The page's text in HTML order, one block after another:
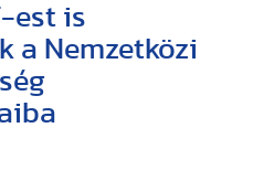
est is
a Nemzetközi